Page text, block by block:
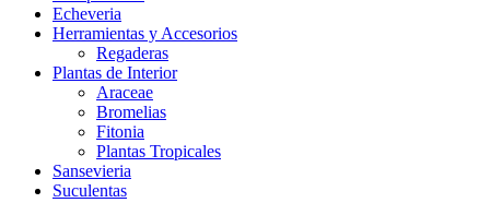
Echeveria
Herramientas y Accesorios
Regaderas
Plantas de Interior
Araceae
Bromelias
Fitonia
Plantas Tropicales
Sansevieria
Suculentas